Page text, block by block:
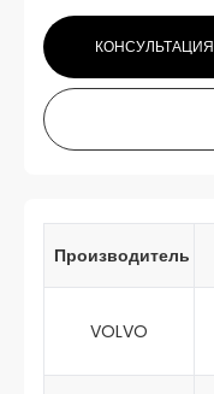
КОНСУЛЬТАЦИЯ
Производитель
VOLVO